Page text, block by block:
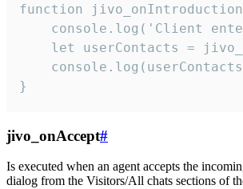
function
console.log('Client
let userContacts =
}
jivo_onAccept#
Is executed when an agent accepts the
dialog from the Visitors/All chats sections of